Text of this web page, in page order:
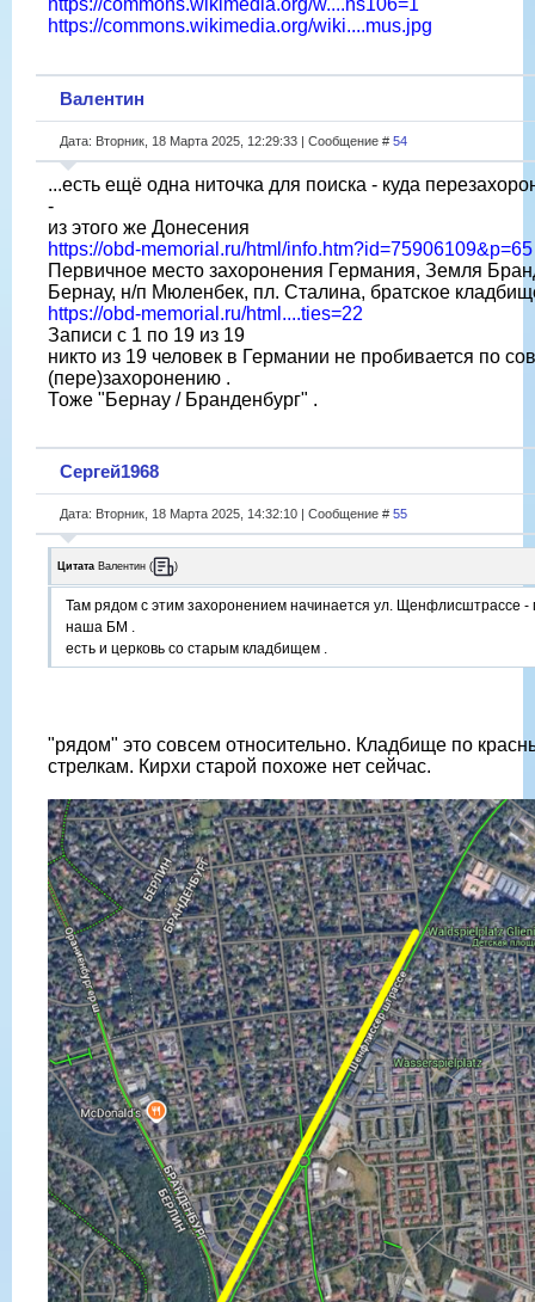
https://commons.wikimedia.org/w....ns106=1
https://commons.wikimedia.org/wiki....mus.jpg
Валентин
Дата: Вторник, 18 Марта 2025, 12:29:33 | Сообщение # 54
...есть ещё одна ниточка для поиска - куда
-
из этого же Донесения
https://obd-memorial.ru/html/info.htm?id=75906109&p=65
Первичное место захоронения Германия, Земля
Бернау, н/п Мюленбек, пл. Сталина, братское
https://obd-memorial.ru/html....ties=22
Записи с 1 по 19 из 19
никто из 19 человек в Германии не пробивается по
(пере)захоронению .
Тоже "Бернау / Бранденбург" .
Сергей1968
Дата: Вторник, 18 Марта 2025, 14:32:10 | Сообщение # 55
Цитата Валентин ( )
Там рядом с этим захоронением начинается ул. Щенфлисштрассе -
наша БМ .
есть и церковь со старым кладбищем .
"рядом" это совсем относительно. Кладбище по
стрелкам. Кирхи старой похоже нет сейчас.